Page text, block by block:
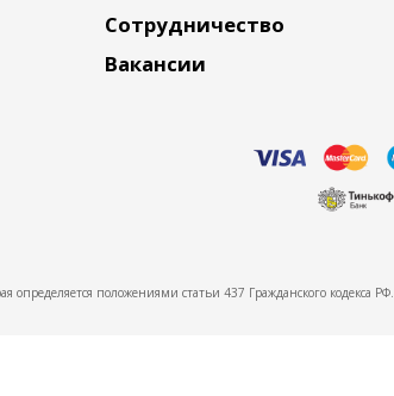
Сотрудничество
Вакансии
положениями статьи 437 Гражданского кодекса РФ.